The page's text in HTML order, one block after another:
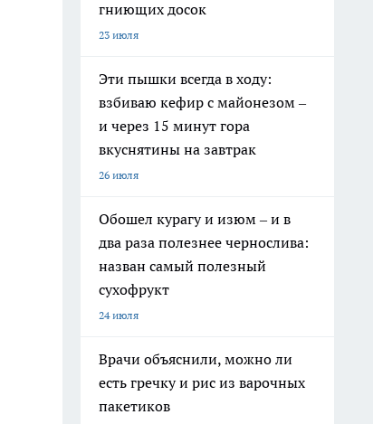
гниющих досок
23 июля
Эти пышки всегда в ходу:
взбиваю кефир с майонезом –
и через 15 минут гора
вкуснятины на завтрак
26 июля
Обошел курагу и изюм – и в
два раза полезнее чернослива:
назван самый полезный
сухофрукт
24 июля
Врачи объяснили, можно ли
есть гречку и рис из варочных
пакетиков